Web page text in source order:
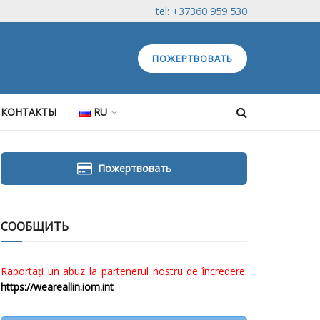
tel: +37360 959 530
ПОЖЕРТВОВАТЬ
КОНТАКТЫ RU
Пожертвовать
СООБЩИТЬ
Raportați un abuz la partenerul nostru de încredere:
https://weareallin.iom.int